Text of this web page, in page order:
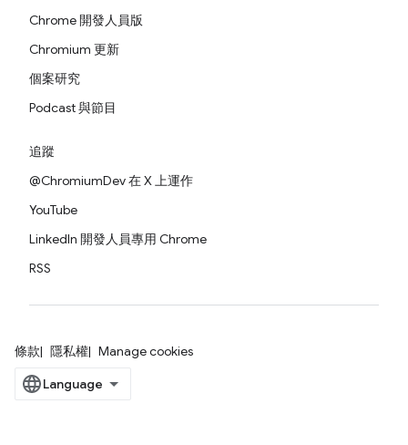
Chrome 開發人員版
Chromium 更新
個案研究
Podcast 與節目
追蹤
@ChromiumDev 在 X 上運作
YouTube
LinkedIn 開發人員專用 Chrome
RSS
條款 隱私權 Manage cookies